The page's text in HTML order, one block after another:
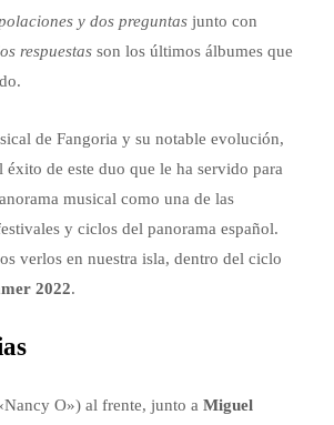
y dos preguntas junto con
respuestas son los últimos álbumes que
de Fangoria y su notable evolución,
éxito de este duo que le ha servido para
musical como una de las
y ciclos del panorama español.
verlos en nuestra isla, dentro del ciclo
2022.
O») al frente, junto aMiguel